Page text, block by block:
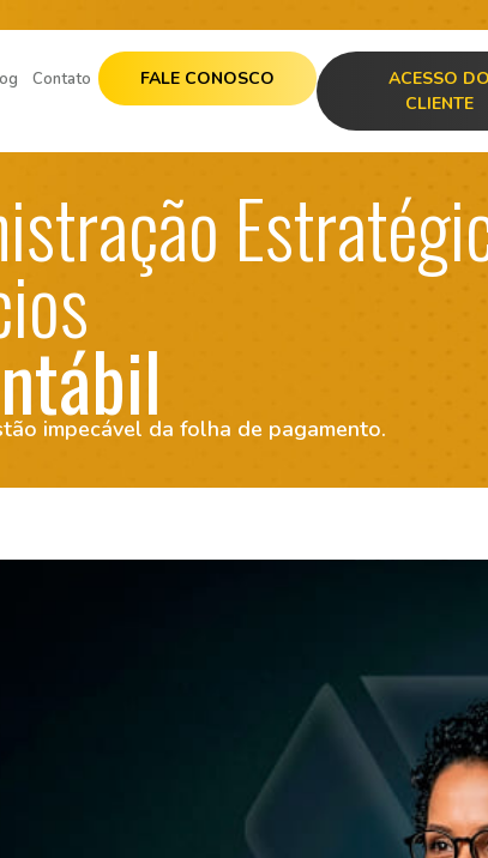
Contato FALE CONOSCO
ACESSO DO
CLIENTE
impecável da folha de pagamento.